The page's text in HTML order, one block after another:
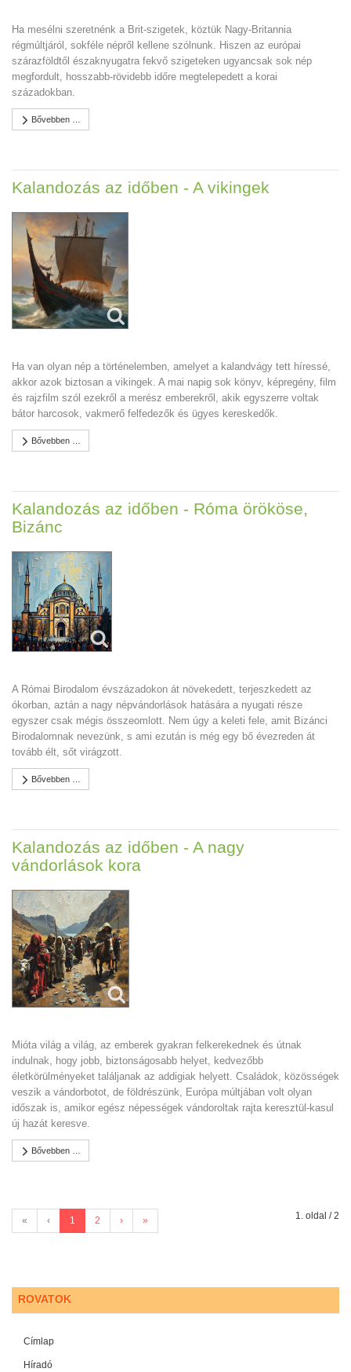
Ha mesélni szeretnénk a Brit-szigetek, köztük Nagy-Britannia
régmúltjáról, sokféle népről kellene szólnunk. Hiszen az európai
szárazföldtől északnyugatra fekvő szigeteken ugyancsak sok nép
megfordult, hosszabb-rövidebb időre megtelepedett a korai
századokban.
Bővebben …
Kalandozás az időben - A vikingek
Ha van olyan nép a történelemben, amelyet a kalandvágy tett híressé,
akkor azok biztosan a vikingek. A mai napig sok könyv, képregény, film
és rajzfilm szól ezekről a merész emberekről, akik egyszerre voltak
bátor harcosok, vakmerő felfedezők és ügyes kereskedők.
Bővebben …
Kalandozás az időben - Róma örököse,
Bizánc
A Római Birodalom évszázadokon át növekedett, terjeszkedett az
ókorban, aztán a nagy népvándorlások hatására a nyugati része
egyszer csak mégis összeomlott. Nem úgy a keleti fele, amit Bizánci
Birodalomnak nevezünk, s ami ezután is még egy bő évezreden át
tovább élt, sőt virágzott.
Bővebben …
Kalandozás az időben - A nagy
vándorlások kora
Mióta világ a világ, az emberek gyakran felkerekednek és útnak
indulnak, hogy jobb, biztonságosabb helyet, kedvezőbb
életkörülményeket találjanak az addigiak helyett. Családok, közösségek
veszik a vándorbotot, de földrészünk, Európa múltjában volt olyan
időszak is, amikor egész népességek vándoroltak rajta keresztül-kasul
új hazát keresve.
Bővebben …
1. oldal / 2
« ‹ 1 2 › »
ROVATOK
Címlap
Híradó